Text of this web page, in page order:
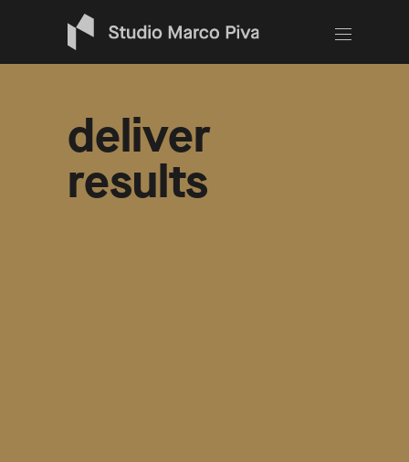
deliver
results